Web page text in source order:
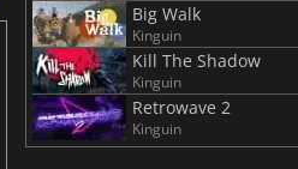
Big Walk
Kinguin
Kill The Shadow
Kinguin
Retrowave 2
Kinguin